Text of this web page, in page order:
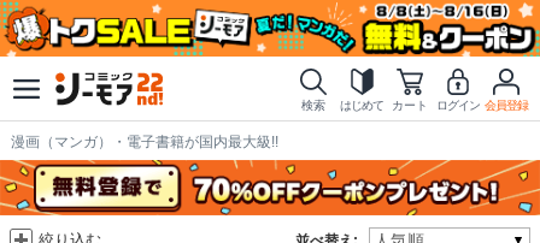
検索 はじめて カート ログイン 会員登録
漫画（マンガ）・電子書籍が国内最大級!!